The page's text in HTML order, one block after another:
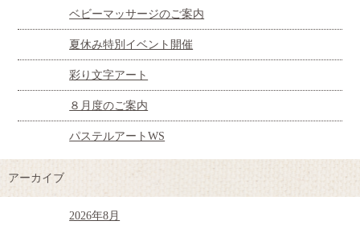
ベビーマッサージのご案内
夏休み特別イベント開催
彩り文字アート
８月度のご案内
パステルアートWS
アーカイブ
2026年8月